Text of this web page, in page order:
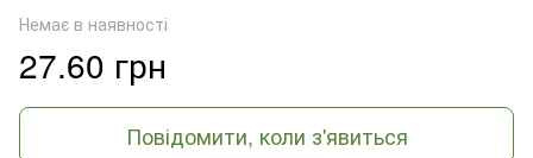
Немає в наявності
27.60 грн
Повідомити, коли з'явиться